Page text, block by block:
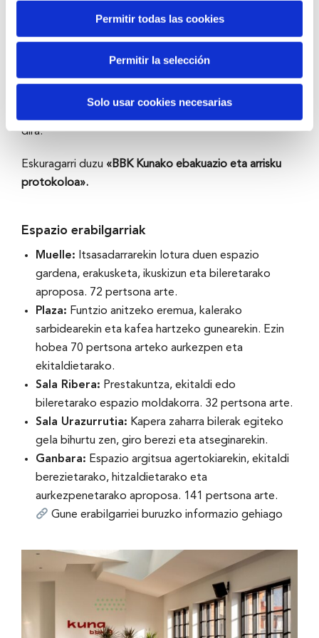
Permitir todas las cookies
Permitir la selección
Solo usar cookies necesarias
Teknologia esperientziaren zerbitzura integratuta
dago, eta arlo bakoitzean konfort klimatikoa,
akustikoa eta bisuala ahalbidetzen du. Argiztapen
moldagarria ekitaldi mota bakoitzera egokitzen da,
dira.
Eskuragarri duzu «BBK Kunako ebakuazio eta arrisku
protokoloa».
Espazio erabilgarriak
Muelle: Itsasadarrarekin lotura duen espazio
gardena, erakusketa, ikuskizun eta bileretarako
aproposa. 72 pertsona arte.
Plaza: Funtzio anitzeko eremua, kalerako
sarbidearekin eta kafea hartzeko gunearekin. Ezin
hobea 70 pertsona arteko aurkezpen eta
ekitaldietarako.
Sala Ribera: Prestakuntza, ekitaldi edo
bileretarako espazio moldakorra. 32 pertsona arte.
Sala Urazurrutia: Kapera zaharra bilerak egiteko
gela bihurtu zen, giro berezi eta atseginarekin.
Ganbara: Espazio argitsua agertokiarekin, ekitaldi
berezietarako, hitzaldietarako eta
aurkezpenetarako aproposa. 141 pertsona arte.
Gune erabilgarriei buruzko informazio gehiago